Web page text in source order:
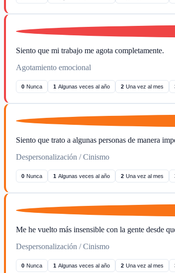
Siento que mi trabajo me agota completamente.
Agotamiento emocional
0 Nunca 1 Algunas veces al año 2 Una vez al mes
Siento que trato a algunas personas de manera
Despersonalización / Cinismo
0 Nunca 1 Algunas veces al año 2 Una vez al mes
Me he vuelto más insensible con la gente desde
Despersonalización / Cinismo
0 Nunca 1 Algunas veces al año 2 Una vez al mes